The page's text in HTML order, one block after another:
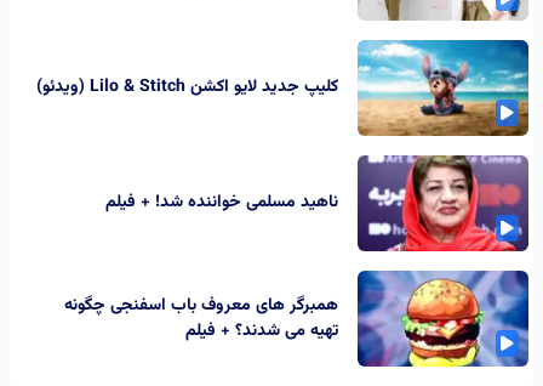
کلیپ جدید لایو اکشن Lilo & Stitch (ویدئو)
ناهید مسلمی خواننده شد! + فیلم
همبرگر های معروف باب اسفنجی چگونه
تهیه می شدند؟ + فیلم